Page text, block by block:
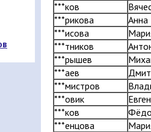
***ков
***рикова
Анна
***исова
***тников
***рышев
***аев
***мистров
***овик
***ков
***енцова